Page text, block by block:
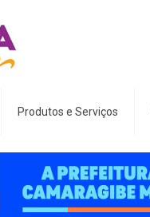
Produtos e Serviços